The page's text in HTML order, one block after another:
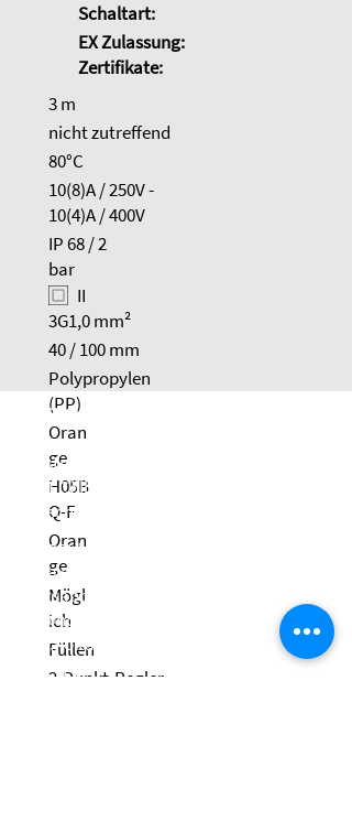
Schaltart:
EX Zulassung:
Zertifikate:
3 m
nicht zutreffend
80°C
10(8)A / 250V -
10(4)A / 400V
IP 68 / 2
bar
II
3G1,0 mm²
40 / 100 mm
Polypropylen
(PP)
Oran
ge
H05B
Q-F
Oran
ge
Mögl
ich
Füllen
2-Punkt-Regler
NOLTA GmbH
Industriestraße 8
35091 Cölbe
Deutschland
Telefon:+49 6421 9859-0
Telefax: +49 6421 9859-28
Whatsapp:
info@nolta.de
www.nolta.de
Kontakt